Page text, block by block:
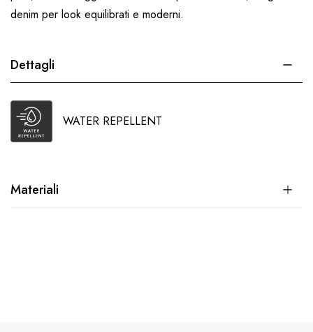
denim per look equilibrati e moderni.
Dettagli
WATER REPELLENT
Materiali